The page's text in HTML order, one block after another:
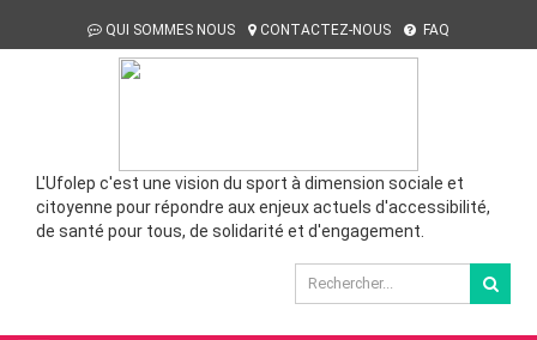
QUI SOMMES NOUS CONTACTEZ-NOUS FAQ
L'Ufolep c'est une vision du sport à dimension sociale et
citoyenne pour répondre aux enjeux actuels d'accessibilité,
de santé pour tous, de solidarité et d'engagement.